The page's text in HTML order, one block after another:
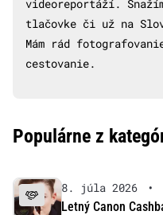
videoreportáží.
tlačovke či už na
Mám rád
cestovanie.
Populárne z
8. júla 2026 •
Letný Canon